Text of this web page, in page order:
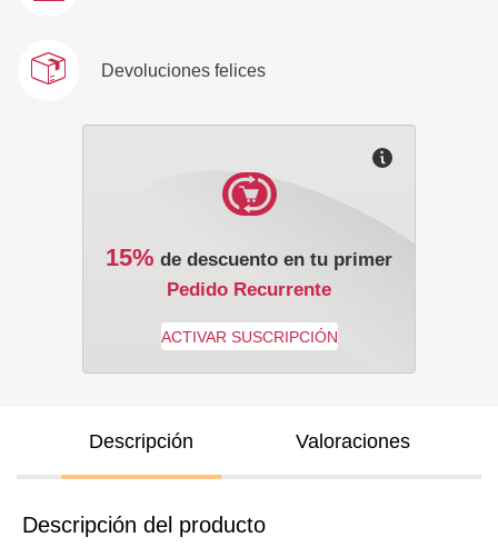
Devoluciones felices
15% de descuento en tu primer
Pedido Recurrente
Descripción Valoraciones
Descripción del producto